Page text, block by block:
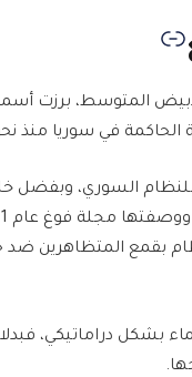
المتوسط، برزت
السوري، وبفضل
بقمع
في 2011، تحول دور أسماء بشكل